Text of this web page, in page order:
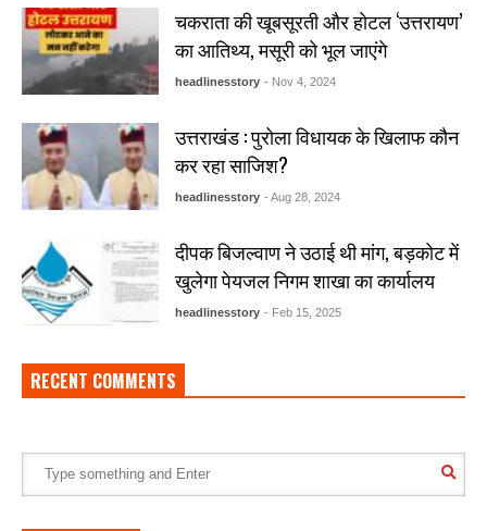
चकराता की खूबसूरती और होटल ‘उत्तरायण’
का आतिथ्य, मसूरी को भूल जाएंगे
headlinesstory - Nov 4, 2024
उत्तराखंड : पुरोला विधायक के खिलाफ कौन
कर रहा साजिश?
headlinesstory - Aug 28, 2024
दीपक बिजल्वाण ने उठाई थी मांग, बड़कोट में
खुलेगा पेयजल निगम शाखा का कार्यालय
headlinesstory - Feb 15, 2025
RECENT COMMENTS